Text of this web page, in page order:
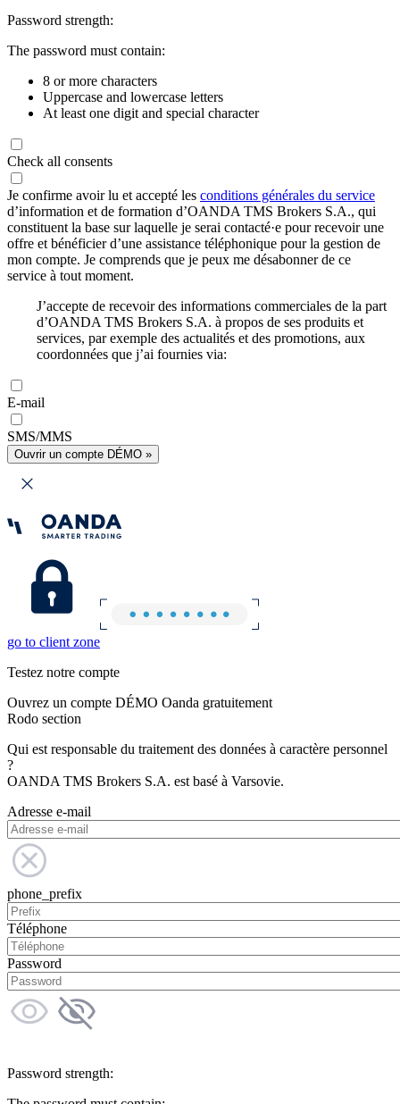
Password strength:
The password must contain:
8 or more characters
Uppercase and lowercase letters
At least one digit and special character
Check all consents
Je confirme avoir lu et accepté les conditions générales du service
d’information et de formation d’OANDA TMS Brokers S.A., qui
constituent la base sur laquelle je serai contacté·e pour recevoir une
offre et bénéficier d’une assistance téléphonique pour la gestion de
mon compte. Je comprends que je peux me désabonner de ce
service à tout moment.
J’accepte de recevoir des informations commerciales de la part
d’OANDA TMS Brokers S.A. à propos de ses produits et
services, par exemple des actualités et des promotions, aux
coordonnées que j’ai fournies via:
E-mail
SMS/MMS
Ouvrir un compte DÉMO »
go to client zone
Testez notre compte
Ouvrez un compte DÉMO Oanda gratuitement
Rodo section
Qui est responsable du traitement des données à caractère personnel
?
OANDA TMS Brokers S.A. est basé à Varsovie.
Adresse e-mail
phone_prefix
Téléphone
Password
Password strength: